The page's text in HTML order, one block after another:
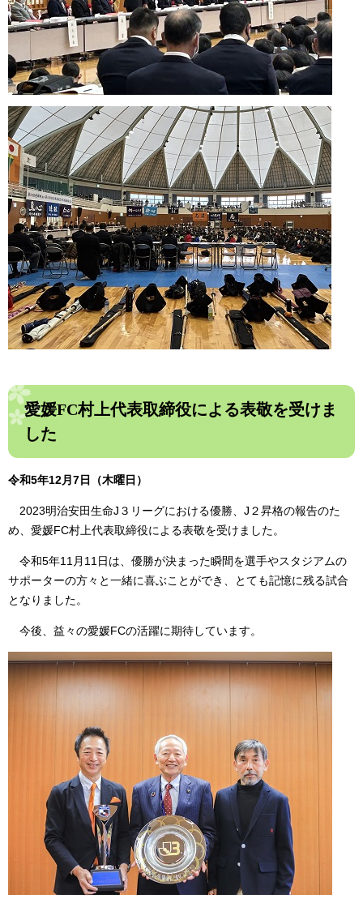
愛媛FC村上代表取締役による表敬を受けま
した
令和5年12月7日（木曜日）
2023明治安田生命J３リーグにおける優勝、J２昇格の報告のた
め、愛媛FC村上代表取締役による表敬を受けました。
令和5年11月11日は、優勝が決まった瞬間を選手やスタジアムの
サポーターの方々と一緒に喜ぶことができ、とても記憶に残る試合
となりました。
今後、益々の愛媛FCの活躍に期待しています。